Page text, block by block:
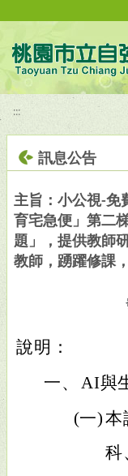
:::
訊息公告
主旨：小公視-免
育宅急便」第二
題」，提供教師
教師，踴躍修課
說明：
一、 AI與
(一)本
科